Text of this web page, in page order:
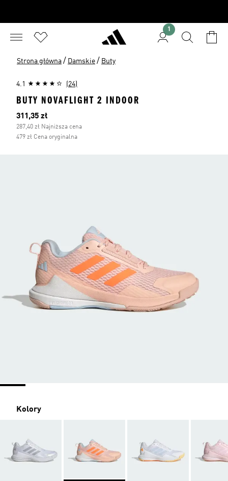
1
Strona główna / Damskie / Buty
4.1 (24)
BUTY NOVAFLIGHT 2 INDOOR
Bieżąca cena
311,35 zł
287,40 zł Najniższa cena
479 zł Cena oryginalna
Kolory